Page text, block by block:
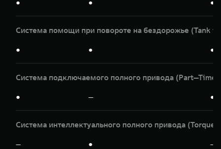
● ● ●
Система помощи при повороте на бездорожье (Tank
● ● ●
Система подключаемого полного привода (Part—Time)
● — ●
Система интеллектуального полного привода
— ● —